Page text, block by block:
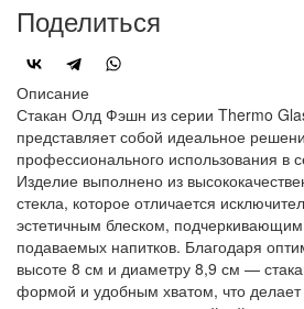
Поделиться
Описание
Стакан Олд Фэшн из серии Thermo
представляет собой идеальное
профессионального использования в
Изделие выполнено из
стекла, которое отличается
эстетичным блеском, подчеркивающим
подаваемых напитков. Благодаря
высоте 8 см и диаметру 8,9 см —
формой и удобным хватом, что